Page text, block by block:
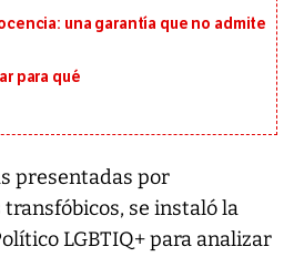
una garantía que no admite
para qué
presentadas por
se instaló la
LGBTIQ+ para analizar